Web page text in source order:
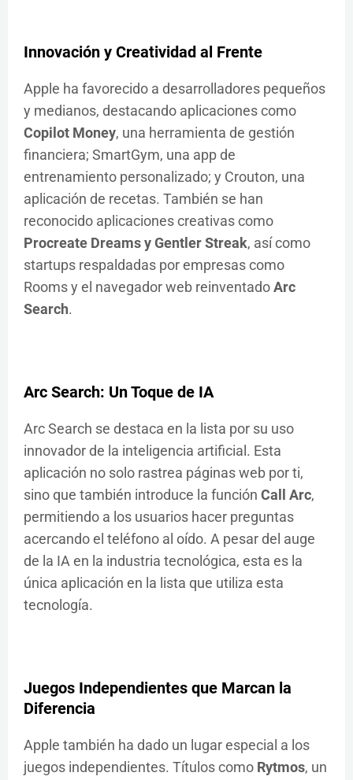
Innovación y Creatividad al Frente
Apple ha favorecido a desarrolladores pequeños
y medianos, destacando aplicaciones como
Copilot Money, una herramienta de gestión
financiera; SmartGym, una app de
entrenamiento personalizado; y Crouton, una
aplicación de recetas. También se han
reconocido aplicaciones creativas como
Procreate Dreams y Gentler Streak, así como
startups respaldadas por empresas como
Rooms y el navegador web reinventadoArc
Search.
Arc Search: Un Toque de IA
Arc Search se destaca en la lista por su uso
innovador de la inteligencia artificial. Esta
aplicación no solo rastrea páginas web por ti,
sino que también introduce la función Call Arc,
permitiendo a los usuarios hacer preguntas
acercando el teléfono al oído. A pesar del auge
de la IA en la industria tecnológica, esta es la
única aplicación en la lista que utiliza esta
tecnología.
Juegos Independientes que Marcan la
Diferencia
Apple también ha dado un lugar especial a los
juegos independientes. Títulos como Rytmos, un